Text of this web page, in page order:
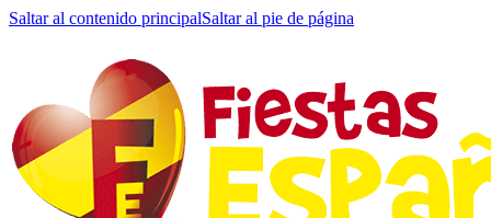
Saltar al contenido principalSaltar al pie de página